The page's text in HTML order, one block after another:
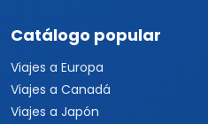
Catálogo popular
Viajes a Europa
Viajes a Canadá
Viajes a Japón